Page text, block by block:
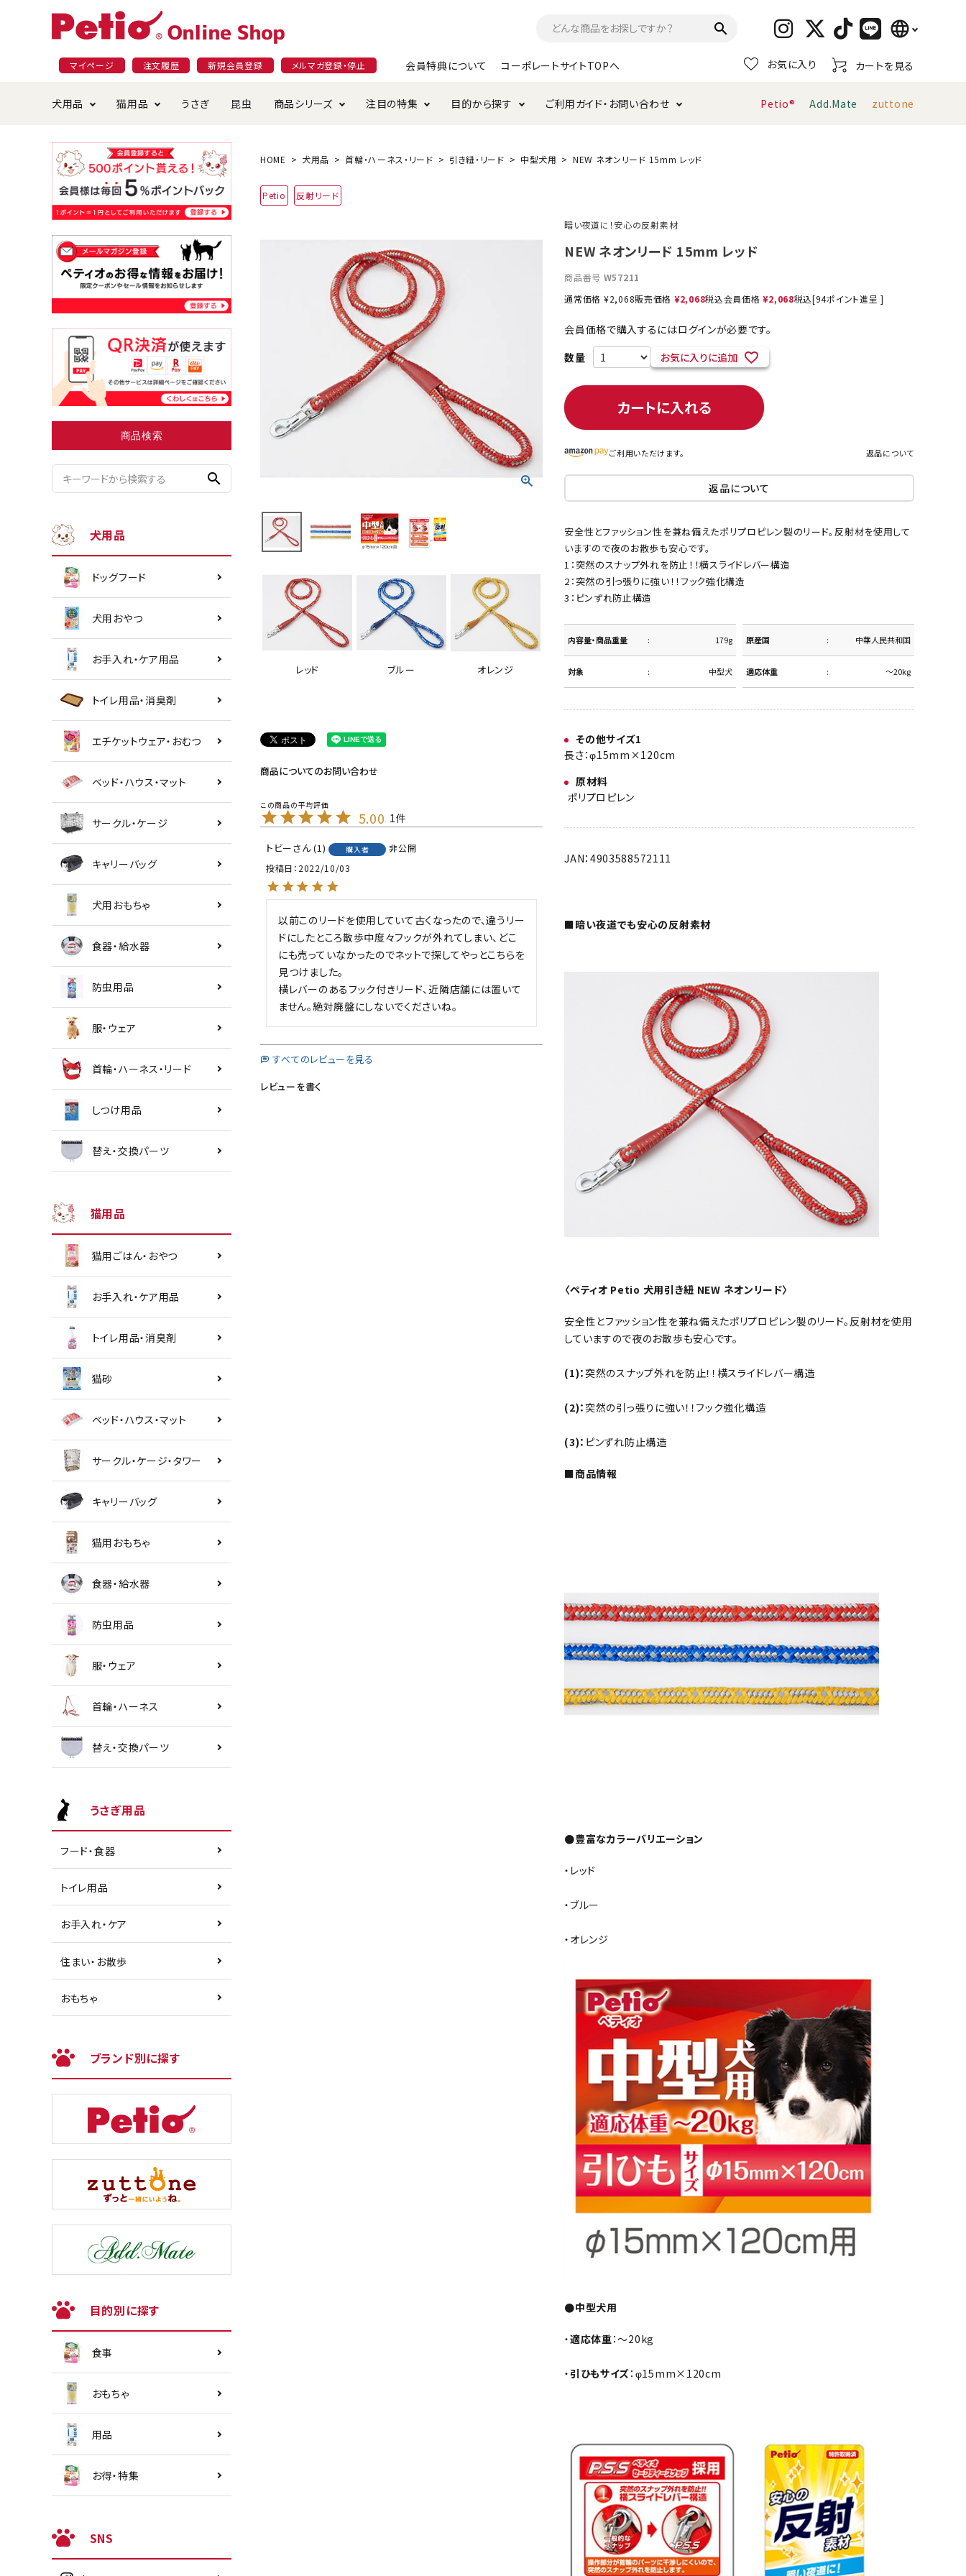
search language
日本語
English
マイページ 注文履歴 新規会員登録 メルマガ登録・停止 会員特典について コーポレートサイトTOPへ お気に入り カートを見る
犬用品
ドッグフード おやつ お手入れ・ケア用品
ペットシーツ ベッド・ハウス・マット
おもちゃ 食器・給水器 防虫用品 服・ウェア
首輪・ハーネス・リード しつけ用品 替え・交換パーツ
猫用品
ごはん・おやつ お手入れ・ケア用品 トイレタリー・消臭剤
ベッド・ハウス・マット サークル・ケージ・タワー
食器・給水器 服・ウェア 首輪・ハーネス
替え・交換パーツ
うさぎ 昆虫 商品シリーズ
プラクト 素材そのまま 極上
注目の特集
夜のお散歩特集 無添加特集 けりぐるみ特集
目的から探す
国産フード&おやつ特集 穀物不使用のグレインフリー
じゃらして遊ぶ デンタルおもちゃ
またたび・元気草
小型犬にオススメ ダイエット中にオススメ まとめ買いでオトク！！ ネコポス対象商品一覧
ご利用ガイド・お問い合わせ
ショッピングガイド 会員特典について ご注文方法について
返品・交換について オンラインショップ利用規約
Petio® Add.Mate zuttone
商品検索
search
犬用品
ドッグフード
犬用おやつ
お手入れ・ケア用品
トイレ用品・消臭剤
エチケットウェア・おむつ
ベッド・ハウス・マット
サークル・ケージ
キャリーバッグ
犬用おもちゃ
食器・給水器
防虫用品
服・ウェア
首輪・ハーネス・リード
しつけ用品
替え・交換パーツ
猫用品
猫用ごはん・おやつ
お手入れ・ケア用品
トイレ用品・消臭剤
猫砂
ベッド・ハウス・マット
サークル・ケージ・タワー
キャリーバッグ
猫用おもちゃ
食器・給水器
防虫用品
服・ウェア
首輪・ハーネス
替え・交換パーツ
うさぎ用品
フード・食器
トイレ用品
お手入れ・ケア
住まい・お散歩
おもちゃ
ブランド別に探す
目的別に探す
食事
おもちゃ
用品
お得・特集
SNS
HOME 犬用品 首輪・ハーネス・リード 引き紐・リード 中型犬用 NEW ネオンリード 15mm レッド
Petio 反射リード
レッド ブルー オレンジ
商品についてのお問い合わせ
5.00 1
トビー 1 購入者
非公開
投稿日 2022/10/03
以前このリードを使用していて古くなったので、違うリー
ドにしたところ散歩中度々フックが外れてしまい、どこ
にも売っていなかったのでネットで探してやっとこちらを
見つけました。
横レバーのあるフック付きリード、近隣店舗には置いて
ません。絶対廃盤にしないでくださいね。
すべてのレビューを見る
レビューを書く
暗い夜道に！安心の反射素材
NEW ネオンリード 15mm レッド
商品番号 W57211
通常価格 ¥2,068販売価格 ¥2,068税込会員価格 ¥2,068税込[94ポイント進呈 ]
会員価格で購入するにはログインが必要です。
お気に入りに追加
カートに入れる
ご利用いただけます。 返品について
返品について
安全性とファッション性を兼ね備えたポリプロピレン製のリード。反射材を使用して
いますので夜のお散歩も安心です。
1：突然のスナップ外れを防止！！横スライドレバー構造
2：突然の引っ張りに強い！！フック強化構造
3：ピンずれ防止構造
内容量・商品重量 179g 原産国 中華人民共和国
対象 中型犬 適応体重 ～20kg
その他サイズ1
長さ：φ15mm×120cm
原材料
ポリプロピレン
JAN：4903588572111
■暗い夜道でも安心の反射素材
〈ペティオ Petio 犬用引き紐 NEW ネオンリード〉
安全性とファッション性を兼ね備えたポリプロピレン製のリード。反射材を使用
していますので夜のお散歩も安心です。
(1)：突然のスナップ外れを防止！！横スライドレバー構造
(2)：突然の引っ張りに強い！！フック強化構造
(3)： ピンずれ防止構造
■商品情報
●豊富なカラーバリエーション
・レッド
・ブルー
・オレンジ
●中型犬用
・適応体重：〜20kg
・引ひもサイズ：φ15mm×120cm